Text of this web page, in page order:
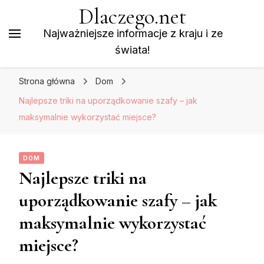
Dlaczego.net
Najważniejsze informacje z kraju i ze
świata!
Strona główna
Dom
Najlepsze triki na uporządkowanie szafy – jak
maksymalnie wykorzystać miejsce?
DOM
Najlepsze triki na
uporządkowanie szafy – jak
maksymalnie wykorzystać
miejsce?